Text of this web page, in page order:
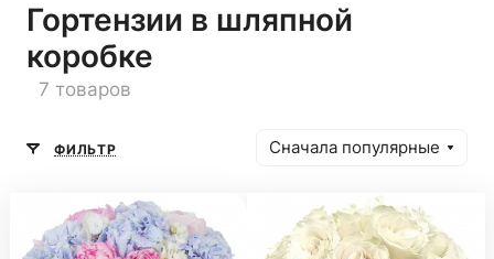
Гортензии в шляпной
коробке
7 товаров
ФИЛЬТР Сначала популярные